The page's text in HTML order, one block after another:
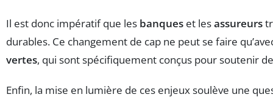
Il est donc impératif que les banques et lesassureurs
durables. Ce changement de cap ne peut se faire
vertes, qui sont spécifiquement conçus pour soutenir
Enfin, la mise en lumière de ces enjeux soulève une